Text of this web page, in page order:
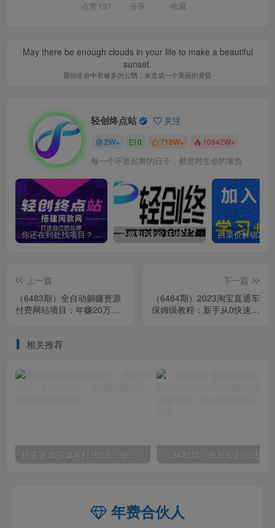
点赞 137 分享 收藏
May there be enough clouds in your life to make a beautiful
sunset.
愿你生命中有够多的云翳，来造成一个美丽的黄昏
轻创终点站 关注
2W+ 0 718W+ 10942W+
每一个不曾起舞的日子，都是对生命的辜负
你还在到处找项目？还在当韭菜？我靠卖项目一个月收入5万+，曾经我也是个失败者。 全网VIP课程 无损下载~
上一篇
（6483期）全自动躺赚资源
付费网站项目：年赚20万长
下一篇
（6484期）2023淘宝直通车
保姆级教程：新手从0快速成
相关推荐
年费合伙人